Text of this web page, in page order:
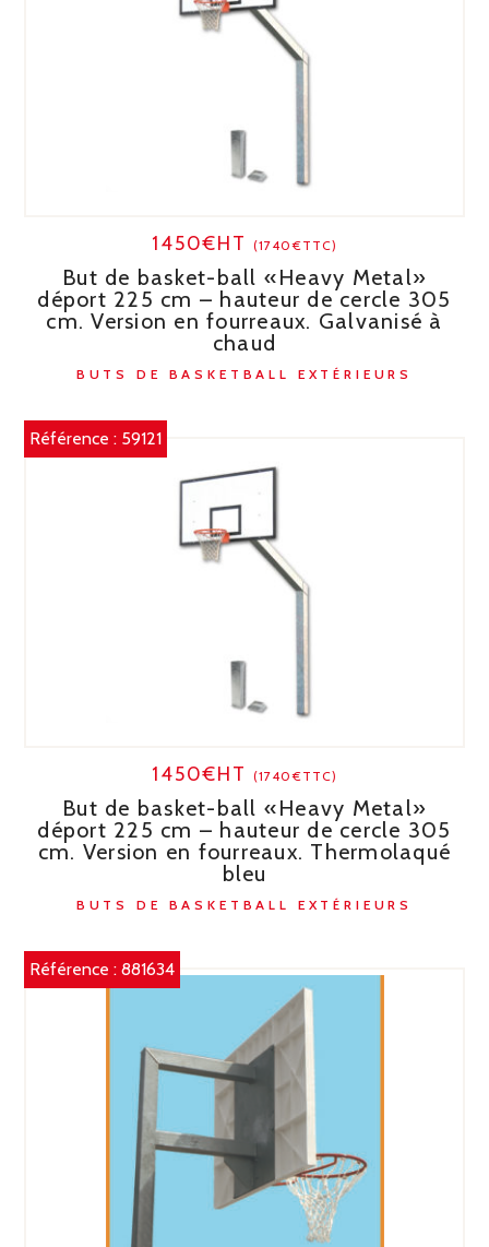
1450€HT (1740€TTC)
But de basket-ball «Heavy Metal»
déport 225 cm – hauteur de cercle 305
cm. Version en fourreaux. Galvanisé à
chaud
BUTS DE BASKETBALL EXTÉRIEURS
Référence : 59121
1450€HT (1740€TTC)
But de basket-ball «Heavy Metal»
déport 225 cm – hauteur de cercle 305
cm. Version en fourreaux. Thermolaqué
bleu
BUTS DE BASKETBALL EXTÉRIEURS
Référence :881634